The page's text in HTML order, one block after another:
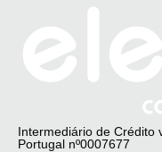
Intermediário de Crédito
Portugal nº0007677